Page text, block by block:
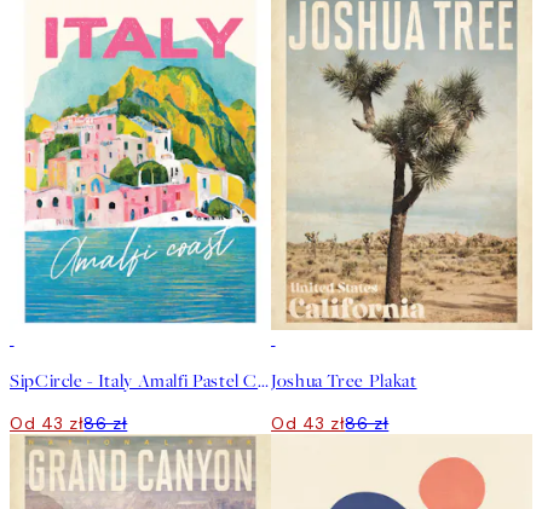
SipCircle - Italy Amalfi Pastel Coast Plakat
Od 43 zł86 zł
Joshua Tree Plakat
Od 43 zł86 zł